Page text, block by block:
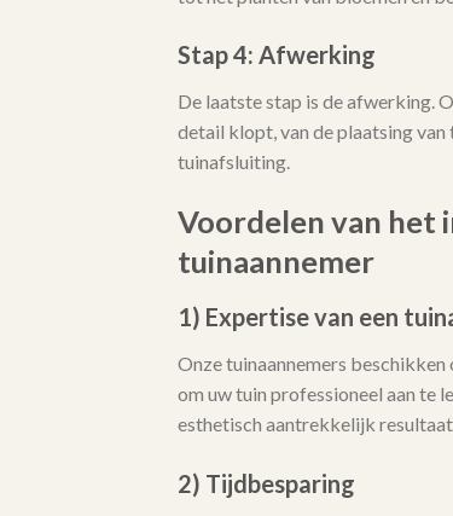
Stap 4: Afwerking
De laatste stap is de afwerking.
detail klopt, van de plaatsing
tuinafsluiting.
Voordelen van het
tuinaannemer
1) Expertise van een
Onze tuinaannemers
om uw tuin professioneel aan te
esthetisch aantrekkelijk
2) Tijdbesparing